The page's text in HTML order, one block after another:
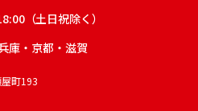
（土日祝除く）
庫・京都・滋賀
町193